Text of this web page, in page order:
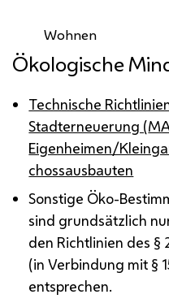
Wohnen
Ökologische
Technische
Stadterneuerung (
Eigenheimen/
chossausbauten
Sonstige Öko-
sind grundsätzlich
den Richtlinien des
(in Verbindung mit §
entsprechen.